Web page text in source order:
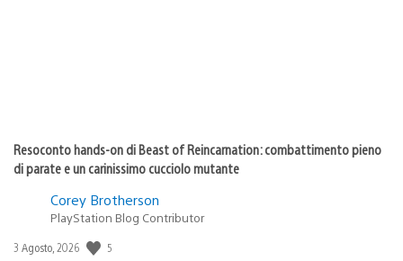
Resoconto hands-on di Beast of Reincarnation: combattimento pieno
di parate e un carinissimo cucciolo mutante
Corey Brotherson
PlayStation Blog Contributor
Data
3 Agosto, 2026 5